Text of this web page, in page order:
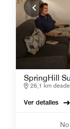
SpringHill
26,1 km
Ver detalles